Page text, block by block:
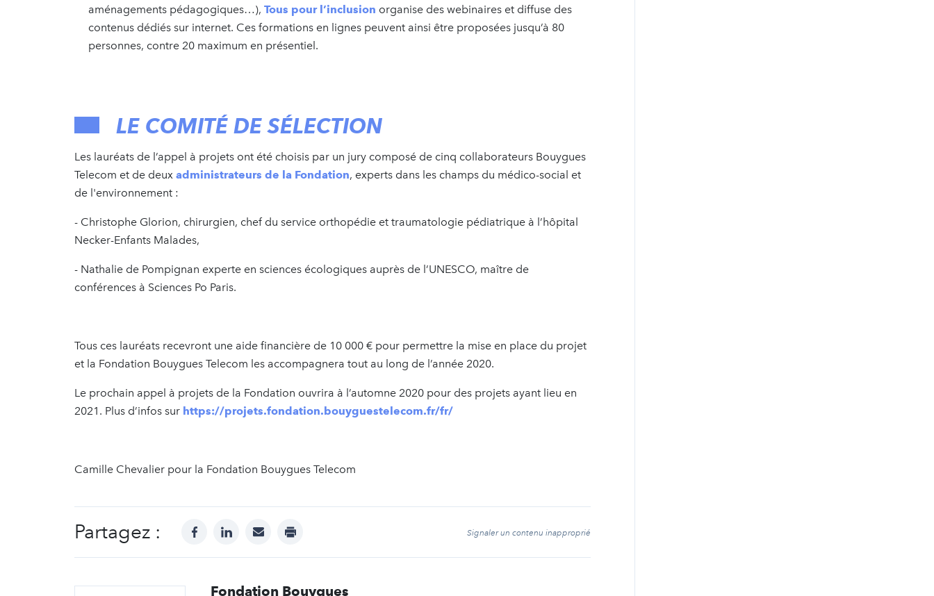
aménagements pédagogiques…), Tous pour l’inclusion organise des webinaires et diffuse des
contenus dédiés sur internet. Ces formations en lignes peuvent ainsi être proposées jusqu’à 80
personnes, contre 20 maximum en présentiel.
LE COMITÉ DE SÉLECTION
Les lauréats de l’appel à projets ont été choisis par un jury composé de cinq collaborateurs Bouygues
Telecom et de deux administrateurs de la Fondation, experts dans les champs du médico-social et
de l'environnement :
- Christophe Glorion, chirurgien, chef du service orthopédie et traumatologie pédiatrique à l’hôpital
Necker-Enfants Malades,
- Nathalie de Pompignan experte en sciences écologiques auprès de l’UNESCO, maître de
conférences à Sciences Po Paris.
Tous ces lauréats recevront une aide financière de 10 000 € pour permettre la mise en place du projet
et la Fondation Bouygues Telecom les accompagnera tout au long de l’année 2020.
Le prochain appel à projets de la Fondation ouvrira à l’automne 2020 pour des projets ayant lieu en
2021. Plus d’infos sur https://projets.fondation.bouyguestelecom.fr/fr/
Camille Chevalier pour la Fondation Bouygues Telecom
Partagez : facebooklinkedinmail print Signaler un contenu inapproprié
Fondation Bouygues